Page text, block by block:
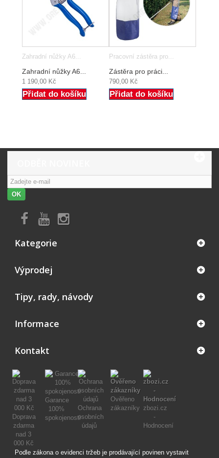
Zahradní nůžky A6...
Zahradní nůžky A6...
1 190,00 Kč
Přidat do košíku
Pracovní zástěra pro...
Zástěra pro práci...
790,00 Kč
Přidat do košíku
OK
Kategorie
Výprodej
Tipy, rady, návody
Informace
Podle zákona o evidenci tržeb je prodávající povinen vystavit
Kontakt
Doprava
zdarma
nad 3
000 Kč
Garance
100%
spokojenosti
Ochrana
osobních
údajů
Ověřeno
zákazníky zbozi.cz
-
Hodnocení